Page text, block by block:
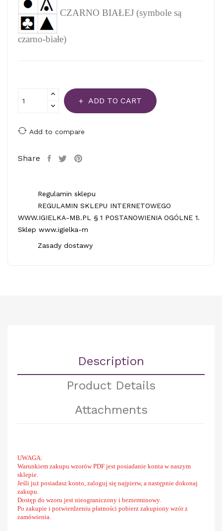
CZARNO BIAŁEJ (symbole są
czarno-białe)
ADD TO CART
Add to compare
Share
Regulamin sklepu
REGULAMIN SKLEPU INTERNETOWEGO
WWW.IGIELKA-MB.PL § 1 POSTANOWIENIA OGÓLNE 1.
Sklep www.igielka-m
Zasady dostawy
Description
Product Details
Attachments
UWAGA:
Warunkiem zakupu wzorów PDF jest posiadanie konta w naszym
sklepie.
Jeśli już posiadasz konto, zaloguj się najpierw, a następnie dokonaj
zakupu.
Dostęp do wzoru jest nieograniczony i bezterminowy.
Po zakupie i potwierdzeniu płatności pobierz zakupiony wzór z
zamówienia.